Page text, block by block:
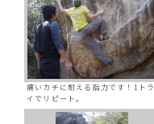
痛いカチに耐える指力です！1トラ
イでリピート。